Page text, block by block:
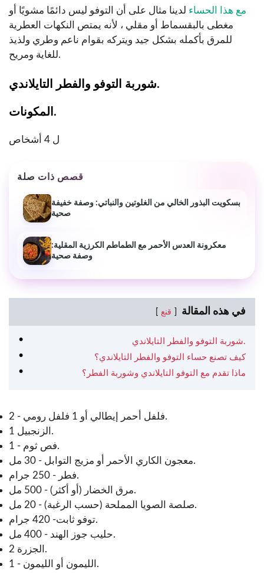
مع هذا الحساء لدينا مثال على أن التوفو ليس دائمًا مشويًا أو
مغطى بالبقسماط أو مقلي ، لأنه يمتص النكهات العطرية
للمرق بأكمله بشكل جيد ويتركه بقوام ناعم وطري ولذيذ
للغاية ومريح.
شوربة التوفو والفطر التايلاندي.
المكونات.
ل 4 أشخاص
قصص ذات صلة
بسكويت البذور الخالي من الغلوتين والنباتي: وصفة خفيفة
صحية
معكرونة العدس الأحمر مع الطماطم الكرزية المقلية:
وصفة صحية
في هذه المقالة قنع
شوربة التوفو والفطر التايلاندي.
كيف تصنع حساء التوفو والفطر التايلاندي؟
ماذا تقدم مع التوفو التايلاندي وشوربة الفطر؟
فلفل أحمر إيطالي أو 1 فلفل رومي - 2.
الزنجبيل 1.
فص ثوم - 1.
معجون الكاري الأحمر أو مزيج التوابل - 30 مل.
فطر - 250 جرام.
مرق الخضار (أو أكثر) - 500 مل.
صلصة الصويا المملحة (حسب الرغبة) - 20 مل.
توفو ثابت- 420 جرام.
حليب جوز الهند - 400 مل.
الجزرة 2.
الليمون أو الليمون - 1.